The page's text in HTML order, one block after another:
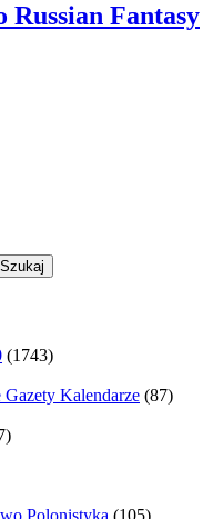
Fantasy
Szukaj
(1743)
Gazety Kalendarze (87)
Polonistyka (105)